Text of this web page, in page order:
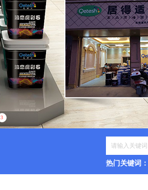
3
热门关键词：